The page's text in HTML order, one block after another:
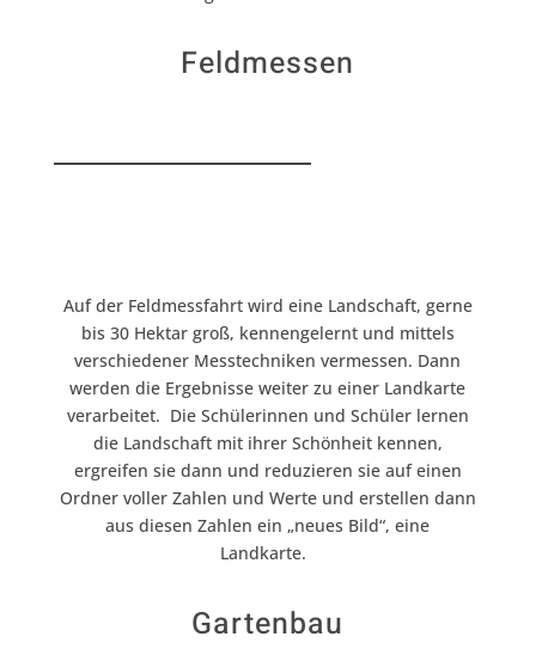
Feldmessen
Auf der Feldmessfahrt wird eine Landschaft, gerne
bis 30 Hektar groß, kennengelernt und mittels
verschiedener Messtechniken vermessen. Dann
werden die Ergebnisse weiter zu einer Landkarte
verarbeitet. Die Schülerinnen und Schüler lernen
die Landschaft mit ihrer Schönheit kennen,
ergreifen sie dann und reduzieren sie auf einen
Ordner voller Zahlen und Werte und erstellen dann
aus diesen Zahlen ein „neues Bild“, eine
Landkarte.
Gartenbau